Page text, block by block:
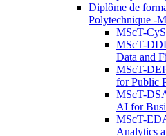
Diplôme de
Polytechnique -
MScT-
MScT-
Data and
MScT-
for Public
MScT-
AI for
MScT-
Analytics